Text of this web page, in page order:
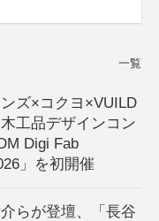
一覧
ンズ×コクヨ×VUILD
工品デザインコン
Digi Fab
」を初開催
らが登壇、「長谷